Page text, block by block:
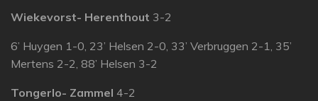
Wiekevorst- Herenthout 3-2
6’ Huygen 1-0, 23’ Helsen 2-0, 33’ Verbruggen 2-1, 35’
Mertens 2-2, 88’ Helsen 3-2
Tongerlo- Zammel 4-2